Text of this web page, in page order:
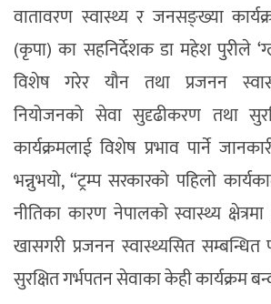
वातावरण स्वास्थ्य र जनसङ्ख्या
(कृपा) का सहनिर्देशक डा महेश पुरीले
विशेष गरेर यौन तथा प्रजनन
नियोजनको सेवा सुदृढीकरण तथा
कार्यक्रमलाई विशेष प्रभाव पार्ने
भन्नुभयो, “ट्रम्प सरकारको पहिलो
नीतिका कारण नेपालको स्वास्थ्य
खासगरी प्रजनन स्वास्थ्यसित सम्बन्धित
सुरक्षित गर्भपतन सेवाका केही कार्यक्रम